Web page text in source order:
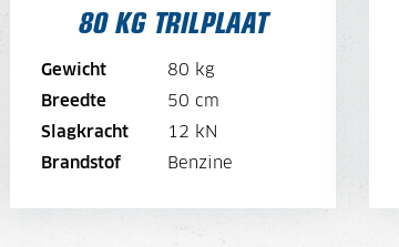
80 KG TRILPLAAT
Gewicht
80 kg
Breedte
50 cm
Slagkracht
12 kN
Brandstof
Benzine
BEKIJK MACHINE
BEKIJK BROCHURE
DIRECT AANVRAGEN